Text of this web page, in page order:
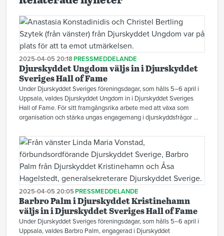
2025-04-05 20:18 PRESSMEDDELANDE
Djurskyddet Ungdom väljs in i Djurskyddet
Sveriges Hall of Fame
Under Djurskyddet Sveriges föreningsdagar, som hålls 5–6 april i
Uppsala, valdes Djurskyddet Ungdom in i Djurskyddet Sveriges
Hall of Fame. För sitt framgångsrika arbete med att växa som
organisation och stärka ungas engagemang i djurskyddsfrågor ...
2025-04-05 20:05 PRESSMEDDELANDE
Barbro Palm i Djurskyddet Kristinehamn
väljs in i Djurskyddet Sveriges Hall of Fame
Under Djurskyddet Sveriges föreningsdagar, som hålls 5–6 april i
Uppsala, valdes Barbro Palm, engagerad i Djurskyddet